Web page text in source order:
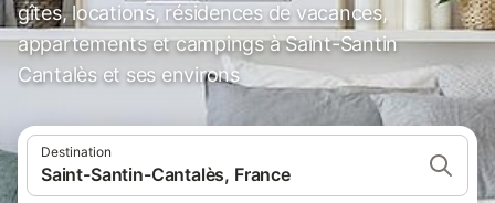
gîtes, locations, résidences de vacances,
appartements et campings à Saint-Santin
Cantalès et ses environs
Destination
Saint-Santin-Cantalès, France